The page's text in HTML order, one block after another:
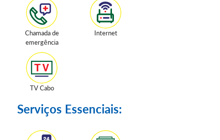
Chamada de
emergência
Internet
TV Cabo
Serviços Essenciais: